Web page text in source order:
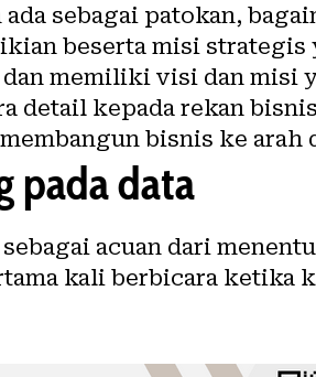
sebagai patokan,
beserta misi
memiliki visi dan misi
detail kepada rekan
bisnis ke arah
pada data
acuan dari
kali berbicara ketika